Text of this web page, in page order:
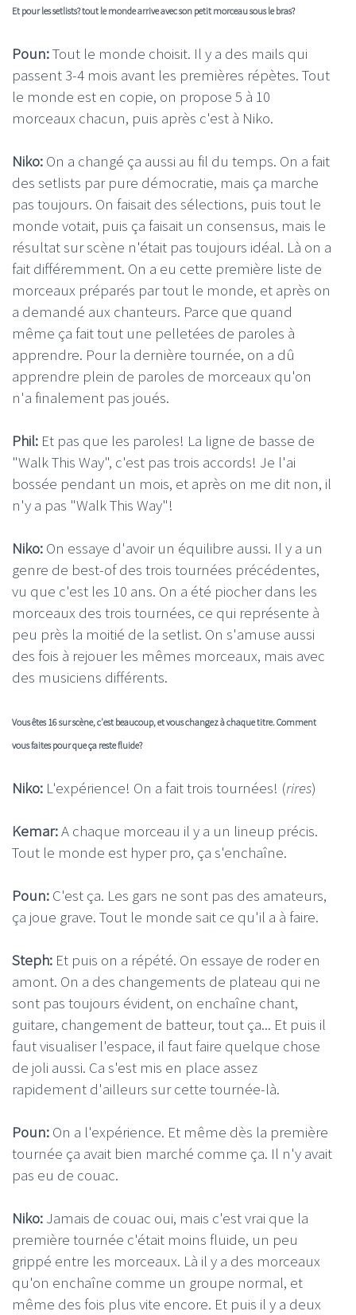
Et pour les setlists? tout le monde arrive avec son petit morceau sous le bras?
Poun:Tout le monde choisit. Il y a des mails qui
passent 3-4 mois avant les premières répètes. Tout
le monde est en copie, on propose 5 à 10
morceaux chacun, puis après c'est à Niko.
Niko: On a changé ça aussi au fil du temps. On a fait
des setlists par pure démocratie, mais ça marche
pas toujours. On faisait des sélections, puis tout le
monde votait, puis ça faisait un consensus, mais le
résultat sur scène n'était pas toujours idéal. Là on a
fait différemment. On a eu cette première liste de
morceaux préparés par tout le monde, et après on
a demandé aux chanteurs. Parce que quand
même ça fait tout une pelletées de paroles à
apprendre. Pour la dernière tournée, on a dû
apprendre plein de paroles de morceaux qu'on
n'a finalement pas joués.
Phil: Et pas que les paroles! La ligne de basse de
"Walk This Way", c'est pas trois accords! Je l'ai
bossée pendant un mois, et après on me dit non, il
n'y a pas "Walk This Way"!
Niko: On essaye d'avoir un équilibre aussi. Il y a un
genre de best-of des trois tournées précédentes,
vu que c'est les 10 ans. On a été piocher dans les
morceaux des trois tournées, ce qui représente à
peu près la moitié de la setlist. On s'amuse aussi
des fois à rejouer les mêmes morceaux, mais avec
des musiciens différents.
Vous êtes 16 sur scène, c'est beaucoup, et vous changez à chaque titre. Comment
vous faites pour que ça reste fluide?
Niko: L'expérience! On a fait trois tournées! (rires)
Kemar:A chaque morceau il y a un lineup précis.
Tout le monde est hyper pro, ça s'enchaîne.
Poun: C'est ça. Les gars ne sont pas des amateurs,
ça joue grave. Tout le monde sait ce qu'il a à faire.
Steph: Et puis on a répété. On essaye de roder en
amont. On a des changements de plateau qui ne
sont pas toujours évident, on enchaîne chant,
guitare, changement de batteur, tout ça... Et puis il
faut visualiser l'espace, il faut faire quelque chose
de joli aussi. Ca s'est mis en place assez
rapidement d'ailleurs sur cette tournée-là.
Poun: On a l'expérience. Et même dès la première
tournée ça avait bien marché comme ça. Il n'y avait
pas eu de couac.
Niko: Jamais de couac oui, mais c'est vrai que la
première tournée c'était moins fluide, un peu
grippé entre les morceaux. Là il y a des morceaux
qu'on enchaîne comme un groupe normal, et
même des fois plus vite encore. Et puis il y a deux